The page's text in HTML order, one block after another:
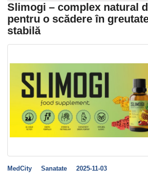
Slimogi – complex natural
pentru o scădere în
stabilă
MedCity Sanatate 2025-11-03